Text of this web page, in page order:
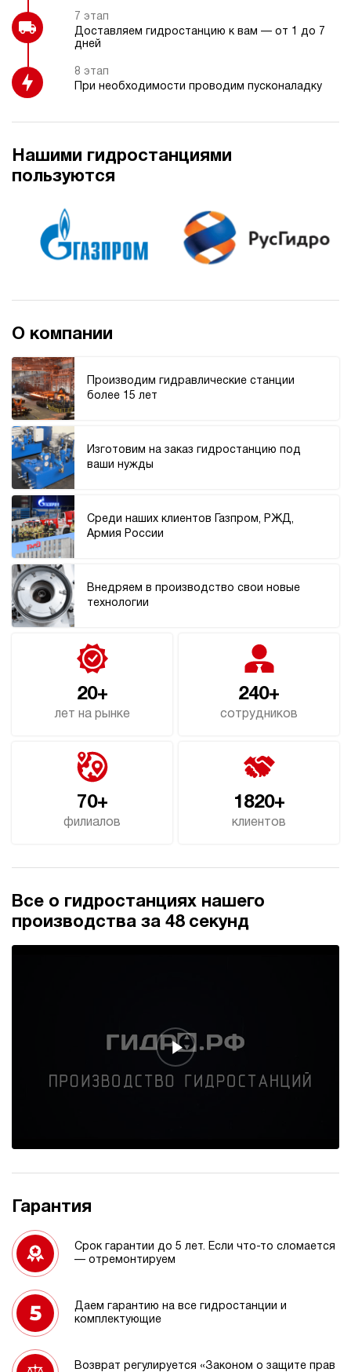
7 этап
Доставляем гидростанцию к вам — от 1 до 7
дней
8 этап
При необходимости проводим пусконаладку
Нашими гидростанциями
пользуются
О компании
Производим гидравлические станции
более 15 лет
Изготовим на заказ гидростанцию под
ваши нужды
Среди наших клиентов Газпром, РЖД,
Армия России
Внедряем в производство свои новые
технологии
20+
лет на рынке
240+
сотрудников
70+
филиалов
1820+
клиентов
Все о гидростанциях нашего
производства за 48 секунд
Гарантия
Срок гарантии до 5 лет. Если что-то сломается
— отремонтируем
Даем гарантию на все гидростанции и
комплектующие
Возврат регулируется «Законом о защите прав